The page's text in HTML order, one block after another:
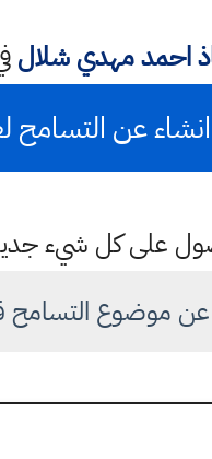
احمد مهدي شلال
عن التسامح
على كل شيء
عن موضوع